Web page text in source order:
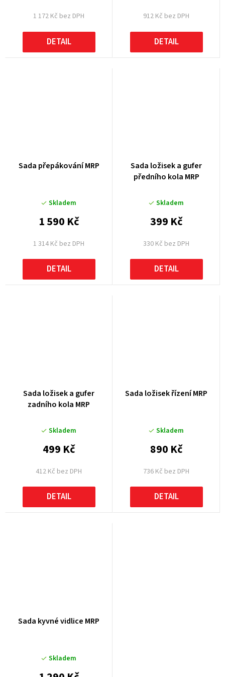
1 172 Kč bez DPH
DETAIL
912 Kč bez DPH
DETAIL
Sada přepákování MRP
Skladem
1 314 Kč bez DPH
1 590 Kč
DETAIL
Sada ložisek a gufer
předního kola MRP
Skladem
330 Kč bez DPH
399 Kč
DETAIL
Sada ložisek a gufer
zadního kola MRP
Skladem
412 Kč bez DPH
499 Kč
DETAIL
Sada ložisek řízení MRP
Skladem
736 Kč bez DPH
890 Kč
DETAIL
Sada kyvné vidlice MRP
Skladem